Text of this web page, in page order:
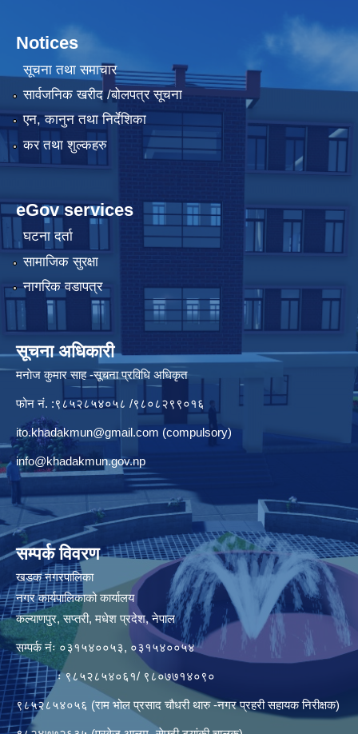
Notices
सूचना तथा समाचार
सार्वजनिक खरीद /बोलपत्र सूचना
एन, कानुन तथा निर्देशिका
कर तथा शुल्कहरु
eGov services
घटना दर्ता
सामाजिक सुरक्षा
नागरिक वडापत्र
सूचना अधिकारी
मनाेज कुमार साह -सूचना प्रविधि अधिकृत
फोन नं. :९८५२८५४०५८ /९८०८२९९०१६
ito.khadakmun@gmail.com (compulsory)
info@khadakmun.gov.np
सम्पर्क विवरण
खडक नगरपालिका
नगर कार्यपालिकाको कार्यालय
कल्याणपुर, सप्तरी, मधेश प्रदेश, नेपाल
सम्पर्क नंः ०३१५४००५३, ०३१५४००५४
ः ९८५२८५४०६१/ ९८०७७१४०९०
९८५२८५४०५६ (राम भोल प्रसाद चौधरी थारु -नगर प्रहरी सहायक निरीक्षक)